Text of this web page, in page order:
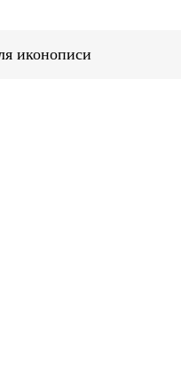
все для иконописи